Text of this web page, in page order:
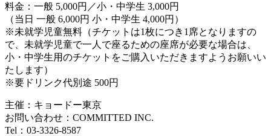
料金：一般 5,000円／小・中学生 3,000円
（当日 一般 6,000円 小・中学生 4,000円）
※未就学児童無料（チケットは1枚につき1席となりますの
で、未就学児童で一人で座るための座席が必要な場合は、
小・中学生用のチケットをご購入いただきますようお願いい
たします）
※要ドリンク代別途 500円
主催：キョードー東京
お問い合わせ：COMMITTED INC.
Tel：03-3326-8587